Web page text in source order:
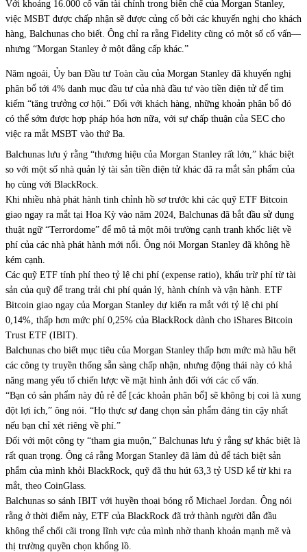
Với khoảng 16.000 cố vấn tài chính trong biên chế của Morgan Stanley,
việc MSBT được chấp nhận sẽ được củng cố bởi các khuyến nghị cho khách
hàng, Balchunas cho biết. Ông chỉ ra rằng Fidelity cũng có một số cố vấn—
nhưng “Morgan Stanley ở một đẳng cấp khác.”
Năm ngoái, Ủy ban Đầu tư Toàn cầu của Morgan Stanley đã khuyến nghị
phân bổ tới 4% danh mục đầu tư của nhà đầu tư vào tiền điện tử để tìm
kiếm “tăng trưởng cơ hội.” Đối với khách hàng, những khoản phân bổ đó
có thể sớm được hợp pháp hóa hơn nữa, với sự chấp thuận của SEC cho
việc ra mắt MSBT vào thứ Ba.
Balchunas lưu ý rằng “thương hiệu của Morgan Stanley rất lớn,” khác biệt
so với một số nhà quản lý tài sản tiền điện tử khác đã ra mắt sản phẩm của
họ cùng với BlackRock.
Khi nhiều nhà phát hành tinh chỉnh hồ sơ trước khi các quỹ ETF Bitcoin
giao ngay ra mắt tại Hoa Kỳ vào năm 2024, Balchunas đã bắt đầu sử dụng
thuật ngữ “Terrordome” để mô tả một môi trường cạnh tranh khốc liệt về
phí của các nhà phát hành mới nổi. Ông nói Morgan Stanley đã không hề
kém cạnh.
Các quỹ ETF tính phí theo tỷ lệ chi phí (expense ratio), khấu trừ phí từ tài
sản của quỹ để trang trải chi phí quản lý, hành chính và vận hành. ETF
Bitcoin giao ngay của Morgan Stanley dự kiến ra mắt với tỷ lệ chi phí
0,14%, thấp hơn mức phí 0,25% của BlackRock dành cho iShares Bitcoin
Trust ETF (IBIT).
Balchunas cho biết mục tiêu của Morgan Stanley thấp hơn mức mà hầu hết
các công ty truyền thống sẵn sàng chấp nhận, nhưng động thái này có khả
năng mang yếu tố chiến lược về mặt hình ảnh đối với các cố vấn.
“Bạn có sản phẩm này đủ rẻ để [các khoản phân bổ] sẽ không bị coi là xung
đột lợi ích,” ông nói. “Họ thực sự đang chọn sản phẩm đáng tin cậy nhất
nếu bạn chỉ xét riêng về phí.”
Đối với một công ty “tham gia muộn,” Balchunas lưu ý rằng sự khác biệt là
rất quan trọng. Ông cá rằng Morgan Stanley đã làm đủ để tách biệt sản
phẩm của mình khỏi BlackRock, quỹ đã thu hút 63,3 tỷ USD kể từ khi ra
mắt, theo CoinGlass.
Balchunas so sánh IBIT với huyền thoại bóng rổ Michael Jordan. Ông nói
rằng ở thời điểm này, ETF của BlackRock đã trở thành người dẫn đầu
không thể chối cãi trong lĩnh vực của mình nhờ thanh khoản mạnh mẽ và
thị trường quyền chọn khổng lồ.